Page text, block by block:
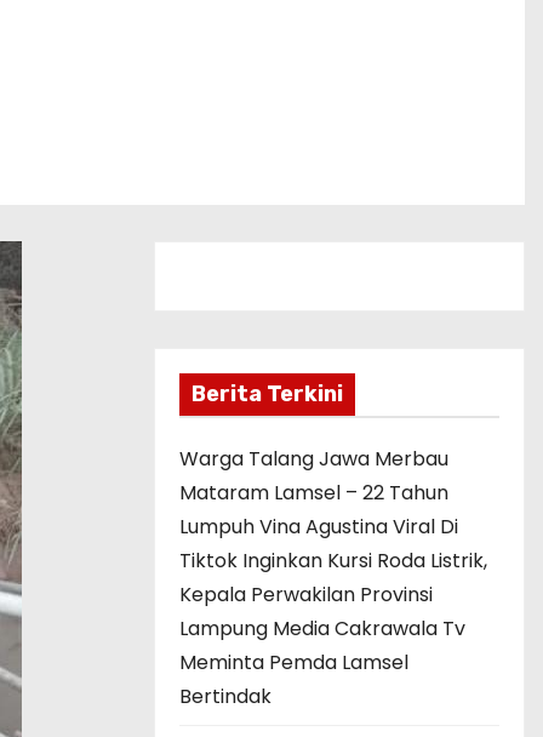
Berita Terkini
Warga Talang Jawa Merbau
Mataram Lamsel – 22 Tahun
Lumpuh Vina Agustina Viral Di
Tiktok Inginkan Kursi Roda Listrik,
Kepala Perwakilan Provinsi
Lampung Media Cakrawala Tv
Meminta Pemda Lamsel
Bertindak